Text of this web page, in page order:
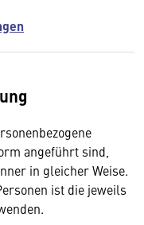
angeführt sind,
in gleicher Weise.
ist die jeweils